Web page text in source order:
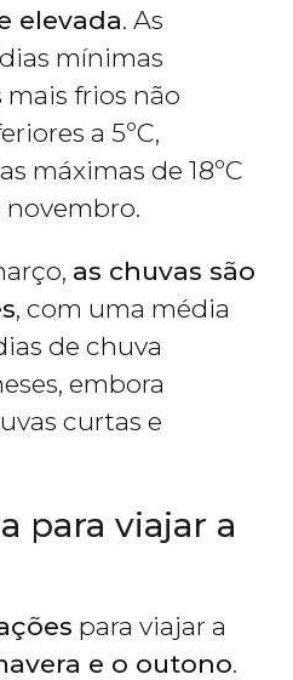
elevada. As
mínimas
mais frios não
a 5ºC,
máximas de 18ºC
novembro.
as chuvas são
, com uma média
de chuva
embora
curtas e
para viajar a
para viajar a
e o outono.